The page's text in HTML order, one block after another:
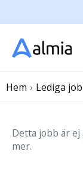
Hem
Om oss
Hem › Lediga
Detta jobb är
mer.